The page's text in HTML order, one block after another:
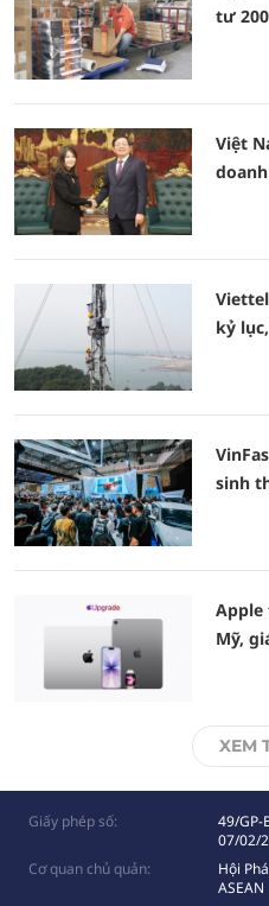
tư
Việt
kỷ
sinh
Apple
Mỹ,
XEM
Giấy phép số:
49/GP-
07/02/
Cơ quan chủ quản:
Hội
ASEAN